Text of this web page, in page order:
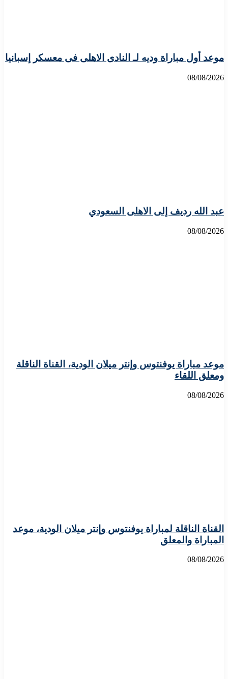
موعد أول مباراة وديه لـ النادى الاهلى فى معسكر إسبانيا
08/08/2026
عبد الله رديف إلى الاهلى السعودي
08/08/2026
موعد مباراة يوفنتوس وإنتر ميلان الودية، القناة الناقلة
ومعلق اللقاء
08/08/2026
القناة الناقلة لمباراة يوفنتوس وإنتر ميلان الودية، موعد
المباراة والمعلق
08/08/2026